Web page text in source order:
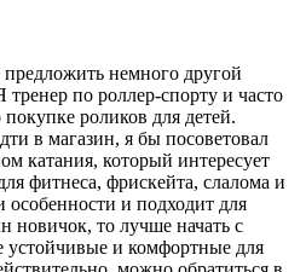
немного другой
по роллер-спорту и часто
роликов для детей.
в магазин, я бы посоветовал
катания, который интересует
фитнеса, фрискейта, слалома и
и подходит для
новичок, то лучше начать с
устойчивые и комфортные для